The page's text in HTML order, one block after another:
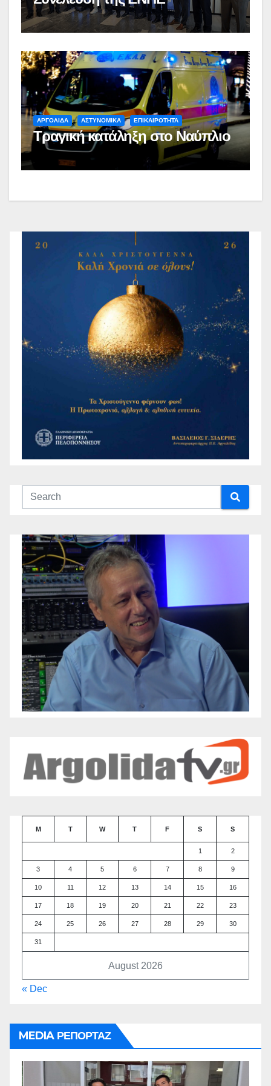
ΑΡΓΟΛΙΔΑ ΑΣΤΥΝΟΜΙΚΑ ΕΠΙΚΑΙΡΟΤΗΤΑ
Τραγική κατάληξη στο Ναύπλιο
August 2026
M T W T F S S
1 2
3 4 5 6 7 8 9
10 11 12 13 14 15 16
17 18 19 20 21 22 23
24 25 26 27 28 29 30
31
« Dec
MEDIA ΡΕΠΟΡΤΑΖ